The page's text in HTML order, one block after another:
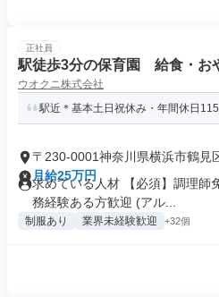
正社員
駅徒歩3分の保育園 給食・お
ウオクニ株式会社
駅近＊基本土日祝休み・年間休日
〒230-0001神奈川県横浜市鶴見
月給25万円
求めている人材 【必須】調理師
務経験ある方歓迎 (アル...
制服あり 業界未経験歓迎 +32個